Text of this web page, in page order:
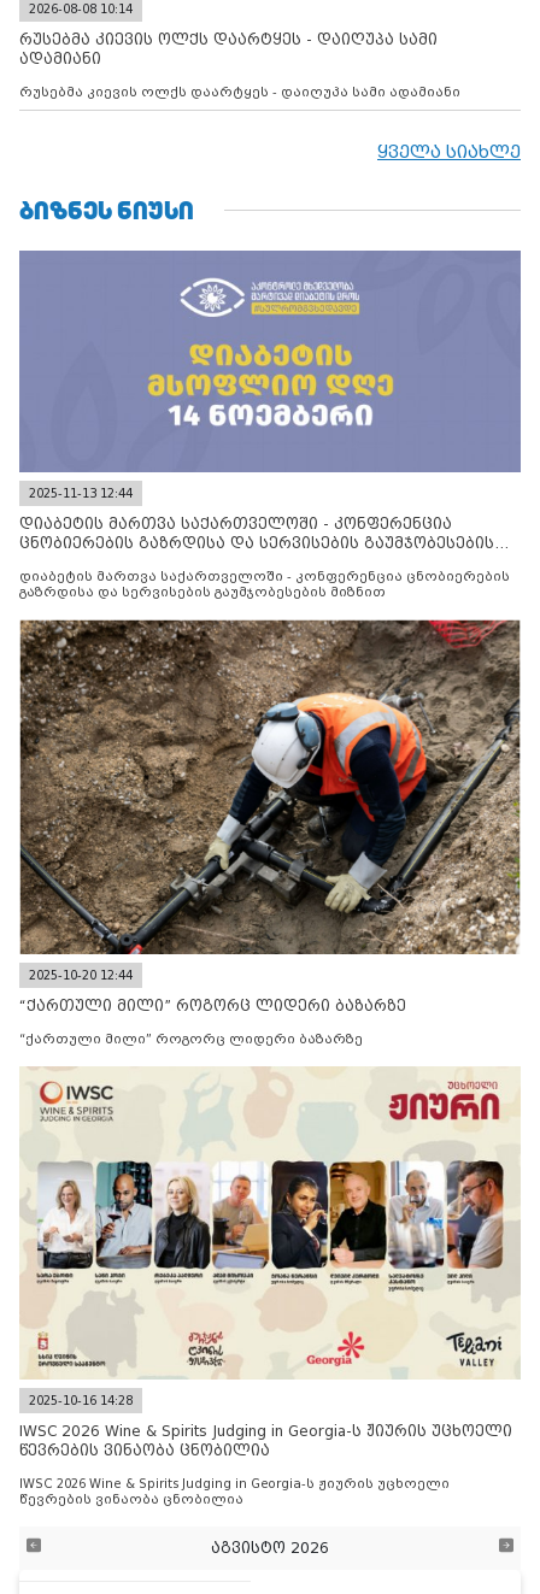
2026-08-08 10:14
რუსებმა კიევის ოლქს დაარტყეს - დაიღუპა სამი
ადამიანი
რუსებმა კიევის ოლქს დაარტყეს - დაიღუპა სამი ადამიანი
ყველა სიახლე
ᲑᲘᲖᲜᲔᲡ ᲜᲘᲣᲡᲘ
2025-11-13 12:44
დიაბეტის მართვა საქართველოში - კონფერენცია
ცნობიერების გაზრდისა და სერვისების გაუმჯობესების
დიაბეტის მართვა საქართველოში - კონფერენცია ცნობიერების
გაზრდისა და სერვისების გაუმჯობესების მიზნით
2025-10-20 12:44
“ქართული მილი” როგორც ლიდერი ბაზარზე
“ქართული მილი” როგორც ლიდერი ბაზარზე
2025-10-16 14:28
IWSC 2026 Wine & Spirits Judging in Georgia-ს ჟიურის უცხოელი
წევრების ვინაობა ცნობილია
IWSC 2026 Wine & Spirits Judging in Georgia-ს ჟიურის უცხოელი
წევრების ვინაობა ცნობილია
აგვისტო 2026